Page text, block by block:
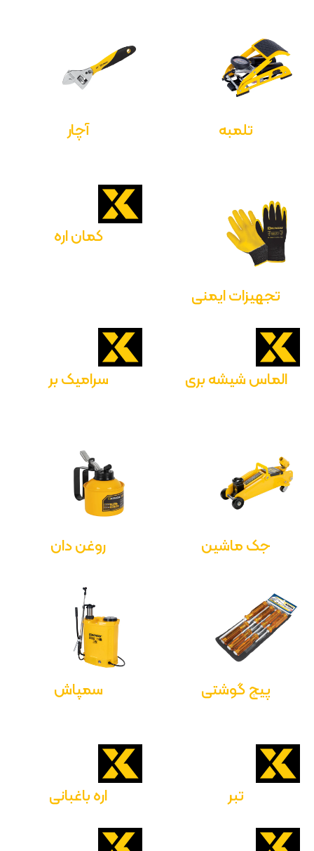
تلمبه آچار
تجهیزات ایمنی
کمان اره
الماس شیشه بری سرامیک بر
جک ماشین روغن دان
پیچ گوشتی سمپاش
تبر اره باغبانی